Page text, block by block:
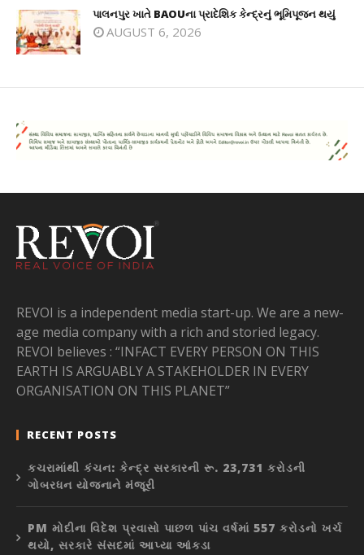
પાલનપુર ખાતે BAOUના પ્રાદેશિક કેન્દ્રનું ભૂમિપૂજન થયું
AUGUST 6, 2026
REVOI is a independent media start-up. We are a new-
age media company with a rich and storied legacy.
REVOI believes : “INFACT EVERY PERSON ON THIS
EARTH IS ARGUABLY A STAKEHOLDER IN EVERY
ORGANISATION ON THIS PLANET”
RECENT POSTS
કચરામાંથી કંચન: કેન્દ્ર સરકારની રૂ. 23,731 કરોડની
ગોબરધન યોજનાને મંજૂરી
PM મોદીના વિદેશ પ્રવાસો પાછળ પાંચ વર્ષમાં 557 કરોડનો ખર્ચ
થયો, સરકારે સંસદમાં આપ્યા આંકડા